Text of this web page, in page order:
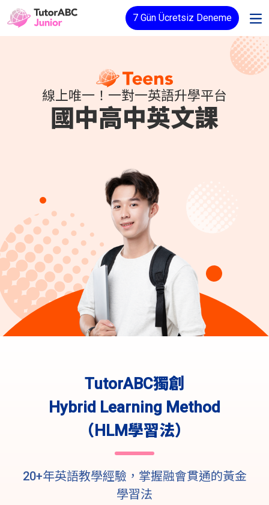
7 Gün Ücretsiz Deneme
線上唯一！一對一英語升學平台
國中高中英文課
TutorABC獨創
Hybrid Learning Method
（HLM學習法）
20+年英語教學經驗，掌握融會貫通的黃金
學習法